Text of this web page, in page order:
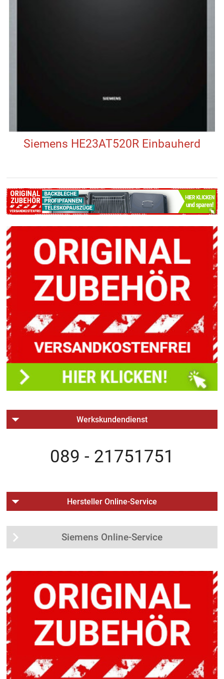
Siemens HE23AT520R Einbauherd
Werkskundendienst
089 - 21751751
Hersteller Online-Service
Siemens Online-Service